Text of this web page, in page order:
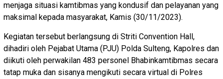
menjaga situasi kamtibmas yang kondusif dan pelayanan yang
maksimal kepada masyarakat, Kamis (30/11/2023).
Kegiatan tersebut berlangsung di Striti Convention Hall,
dihadiri oleh Pejabat Utama (PJU) Polda Sulteng, Kapolres dan
diikuti oleh perwakilan 483 personel Bhabinkamtibmas secara
tatap muka dan sisanya mengikuti secara virtual di Polres